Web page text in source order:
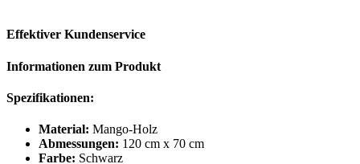
Effektiver Kundenservice
Informationen zum Produkt
Spezifikationen:
Material: Mango-Holz
Abmessungen: 120 cm x 70 cm
Farbe: Schwarz